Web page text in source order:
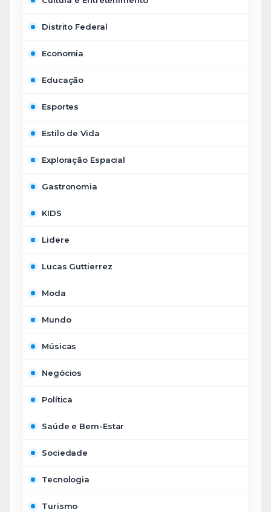
Distrito Federal
Economia
Educação
Esportes
Estilo de Vida
Exploração Espacial
Gastronomia
KIDS
Lidere
Lucas Guttierrez
Moda
Mundo
Músicas
Negócios
Política
Saúde e Bem-Estar
Sociedade
Tecnologia
Turismo